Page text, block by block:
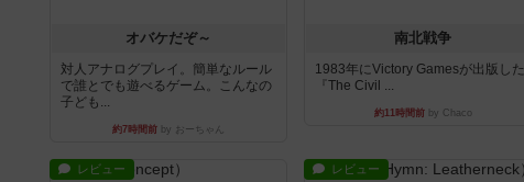
オバケだぞ～
対人アナログプレイ。簡単なルール
で誰とでも遊べるゲーム。こんなの
子ども...
約7時間前 by おーちゃん
南北戦争
1983年にVictory Gamesが出版した
『The Civil ...
約11時間前by Chaco
レビュー レビュー